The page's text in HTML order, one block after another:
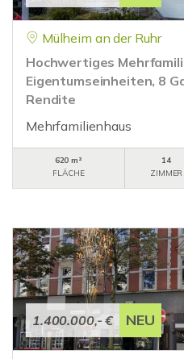
Mülheim an der Ruhr
Hochwertiges
Eigentumseinheiten, 8
Rendite
Mehrfamilienhaus
620 m²
FLÄCHE
14
ZIMMER
1.400.000,- € NEU